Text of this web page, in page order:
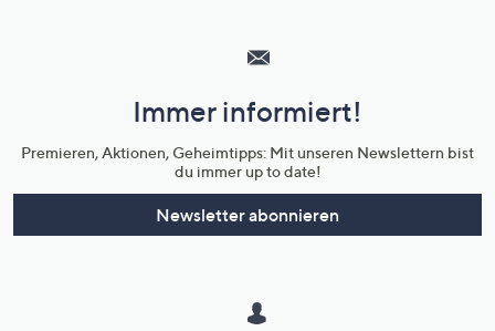
Unternehmensinformationen
Immer informiert!
Premieren, Aktionen, Geheimtipps: Mit unseren Newslettern bist
du immer up to date!
Newsletter abonnieren